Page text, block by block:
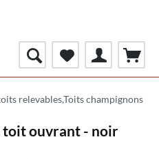
relevables,Toits champignons
toit ouvrant - noir